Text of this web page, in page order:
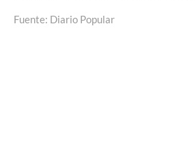
Fuente: Diario Popular